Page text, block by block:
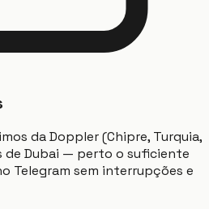
da Doppler (Chipre, Turquia,
de Dubai — perto o suficiente
Telegram sem interrupções e